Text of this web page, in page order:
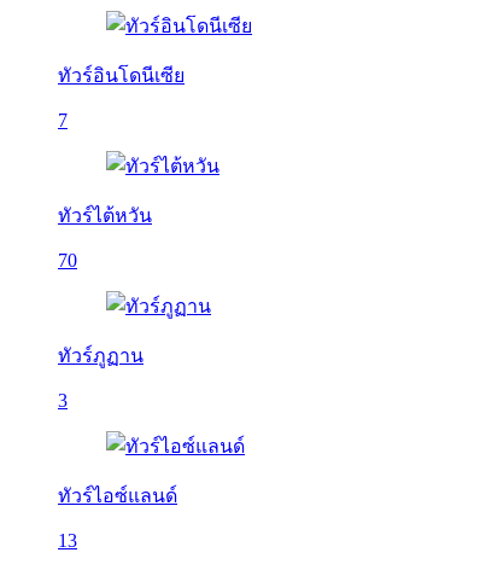
ทัวร์อินโดนีเซีย
7
ทัวร์ไต้หวัน
70
ทัวร์ภูฏาน
3
ทัวร์ไอซ์แลนด์
13